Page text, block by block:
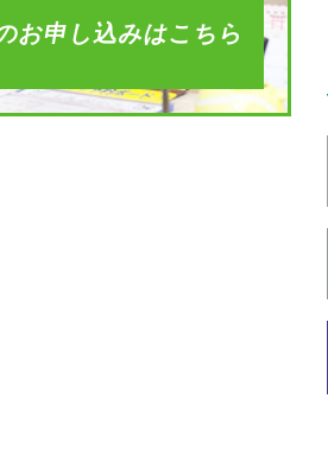
お申し込みはこちら